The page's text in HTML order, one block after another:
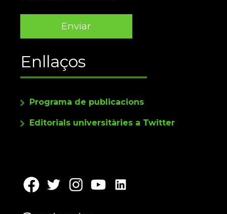
Enllaços
Programa de publicacions
Editorials universitàries a Twitter